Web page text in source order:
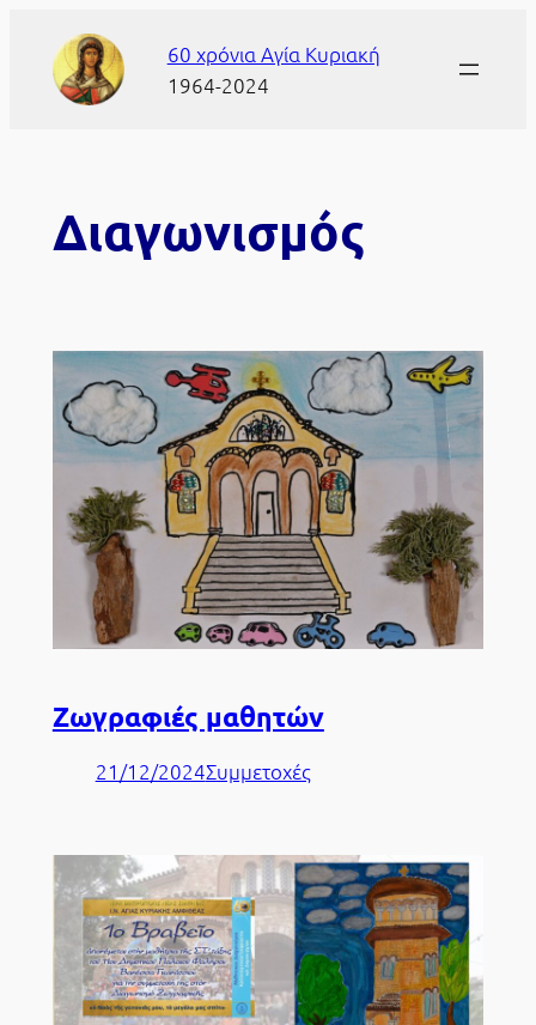
περιεχόμενο
60 χρόνια Αγία Κυριακή
1964-2024
Διαγωνισμός
Ζωγραφιές μαθητών
21/12/2024Συμμετοχές